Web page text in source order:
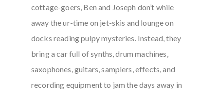
cottage-goers, Ben and Joseph don’t while
away the ur-time on jet-skis and lounge on
docks reading pulpy mysteries. Instead, they
bring a car full of synths, drum machines,
saxophones, guitars, samplers, effects, and
recording equipment to jam the days away in